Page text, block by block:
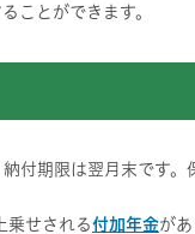
ことができます。
付期限は翌月末です
乗せされる付加年金があ